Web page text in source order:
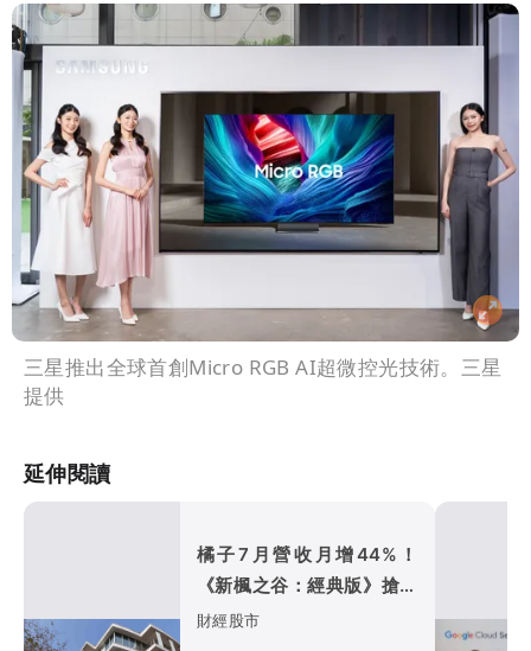
三星推出全球首創Micro RGB AI超微控光技術。三星
提供
延伸閱讀
橘子7月營收月增44%！
《新楓之谷：經典版》搶攻
暑假旺季
財經股市